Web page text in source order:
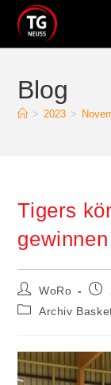
Inhalt
springen
Blog
> 2023 >
Tigers
gewinnen
Beitrags-
Autor:
WoRo
Beitrags-
Archiv